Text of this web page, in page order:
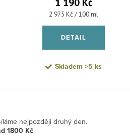
1 190 Kč
Měrná cena:
2 975 Kč / 100 ml
DETAIL
Skladem >5 ks
nejpozději druhý den.
1800 Kč.